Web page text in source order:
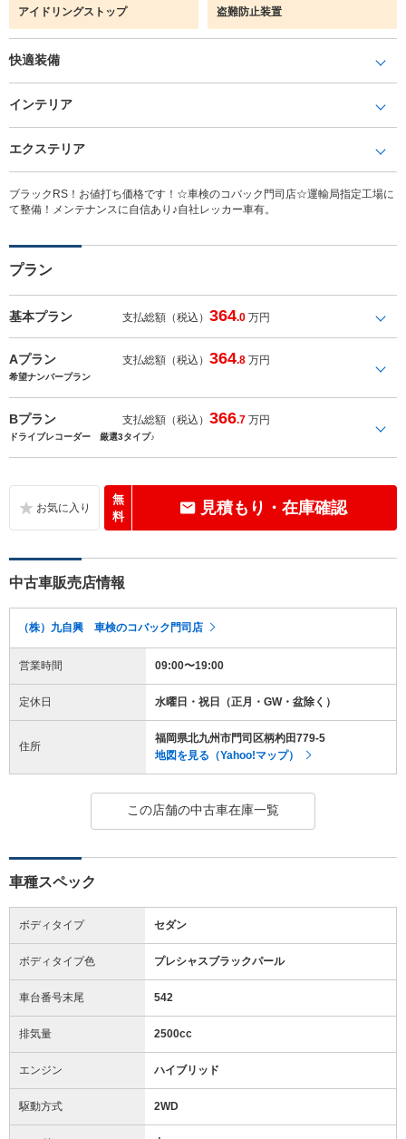
アイドリングストップ 盗難防止装置
快適装備
インテリア
エクステリア
ブラックRS！お値打ち価格です！☆車検のコバック門司店☆運輸局指定工場に
て整備！メンテナンスに自信あり♪自社レッカー車有。
プラン
基本プラン 支払総額（税込）364.0 万円
Aプラン 支払総額（税込）364.8 万円
希望ナンバープラン
Bプラン 支払総額（税込）366.7 万円
ドライブレコーダー 厳選3タイプ♪
無
料
見積もり・在庫確認
中古車販売店情報
（株）九自興 車検のコバック門司店
営業時間 09:00〜19:00
定休日 水曜日・祝日（正月・GW・盆除く）
住所
福岡県北九州市門司区柄杓田779-5
地図を見る（Yahoo!マップ）
この店舗の中古車在庫一覧
車種スペック
ボディタイプ セダン
ボディタイプ色 プレシャスブラックパール
車台番号末尾 542
排気量 2500cc
エンジン ハイブリッド
駆動方式 2WD